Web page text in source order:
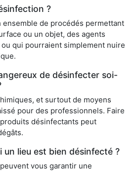
?
ensemble de procédés permettant
ou un objet, des agents
qui pourraient simplement nuire
de désinfecter soi-
et surtout de moyens
pour des professionnels. Faire
désinfectants peut
un lieu est bien désinfecté ?
vous garantir une